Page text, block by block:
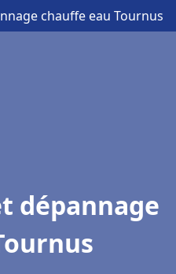
chauffe eau Tournus
dépannage